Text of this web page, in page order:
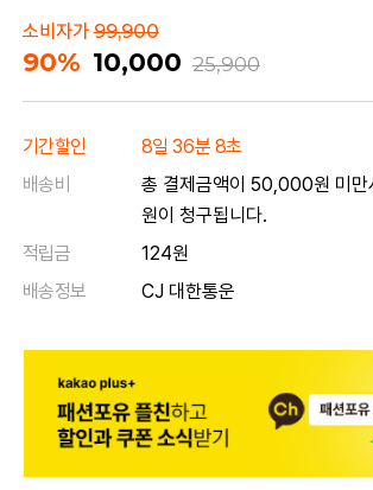
소비자가99,900
90% 10,000 25,900
기간할인
8일 36분 8초
배송비
총 결제금액이 50,000원 미
원이 청구됩니다.
적립금
124원
배송정보
CJ 대한통운